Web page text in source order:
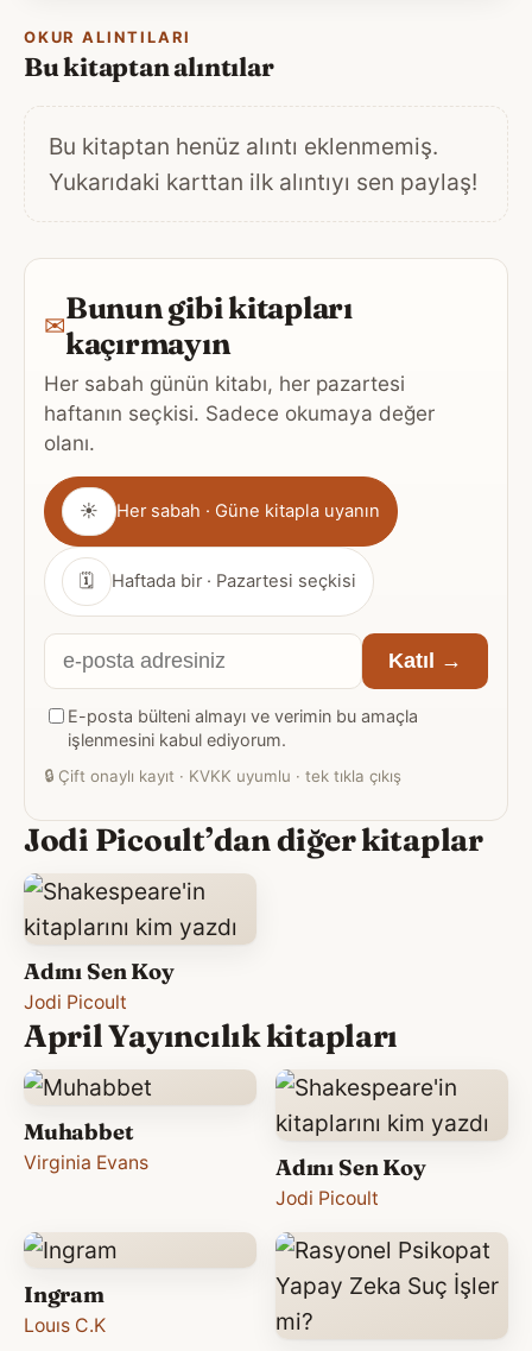
OKUR ALINTILARI
Bu kitaptan alıntılar
Bu kitaptan henüz alıntı eklenmemiş.
Yukarıdaki karttan ilk alıntıyı sen paylaş!
✉Bunun gibi kitapları
kaçırmayın
Her sabah günün kitabı, her pazartesi
haftanın seçkisi. Sadece okumaya değer
olanı.
Gönderim
sıklığı
☀ Her sabah · Güne kitapla uyanın
🗓 Haftada bir · Pazartesi seçkisi
E-
posta
adresiniz
Katıl →
E-posta bülteni almayı ve verimin bu amaçla
işlenmesini kabul ediyorum.
🔒 Çift onaylı kayıt · KVKK uyumlu · tek tıkla çıkış
Jodi Picoult’dan diğer kitaplar
Adını Sen Koy
Jodi Picoult
April Yayıncılık kitapları
Muhabbet
Virginia Evans Adını Sen Koy
Jodi Picoult
Ingram
Louıs C.K